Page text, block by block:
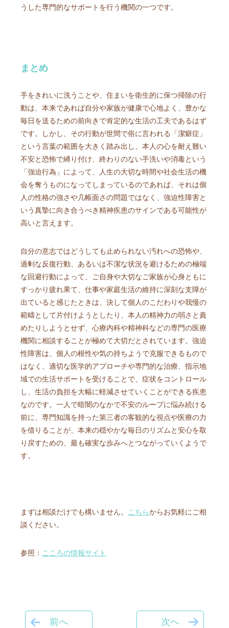
うした専門的なサポートを行う機関の一つです。
まとめ
手をきれいに洗うことや、住まいを衛生的に保つ掃除の行
動は、本来であれば自分や家族が健康で心地よく、豊かな
毎日を送るための前向きで肯定的な生活の工夫であるはず
です。しかし、その行動が世間で俗に言われる「潔癖症」
という言葉の範囲を大きく踏み出し、本人の心を耐え難い
不安と恐怖で縛り付け、終わりのない手洗いや消毒という
「強迫行為」によって、人生の大切な時間や社会生活の機
会を奪うものになってしまっているのであれば、それは個
人の性格の強さや几帳面さの問題ではなく、強迫性障害と
いう真摯に向き合うべき精神疾患のサインである可能性が
高いと言えます。
自分の意志ではどうしても止められない汚れへの恐怖や、
過剰な反復行動、あるいは不潔な状況を避けるための極端
な回避行動によって、ご自身や大切なご家族が心身ともに
すっかり疲れ果て、仕事や家庭生活の維持に深刻な支障が
出ていると感じたときは、決して個人のこだわりや我慢の
範疇として片付けようとしたり、本人の精神力の弱さと責
めたりしようとせず、心療内科や精神科などの専門の医療
機関に相談することが極めて大切だとされています。強迫
性障害は、個人の根性や気の持ちようで克服できるもので
はなく、適切な医学的アプローチや専門的な治療、指示地
域での生活サポートを受けることで、症状をコントロール
し、生活の負担を大幅に軽減させていくことができる疾患
なのです。一人で暗闇のなかで不安のループに悩み続ける
前に、専門知識を持った第三者の客観的な視点や医療の力
を借りることが、本来の穏やかな毎日のリズムと安心を取
り戻すための、最も確実な歩みへとつながっていくようで
す。
まずは相談だけでも構いません。 こちらからお気軽にご相
談ください。
参照： こころの情報サイト
前へ 次へ